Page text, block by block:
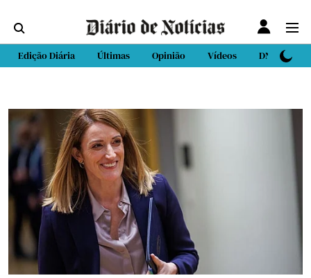
Edição Diária Últimas Opinião Vídeos DN Sport